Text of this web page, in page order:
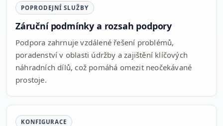
POPRODEJNÍ SLUŽBY
Záruční podmínky a rozsah podpory
Podpora zahrnuje vzdálené řešení problémů,
poradenství v oblasti údržby a zajištění klíčových
náhradních dílů, což pomáhá omezit neočekávané
prostoje.
KONFIGURACE